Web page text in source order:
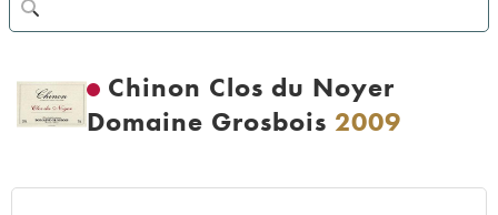
Chinon Clos du Noyer
Domaine Grosbois 2009